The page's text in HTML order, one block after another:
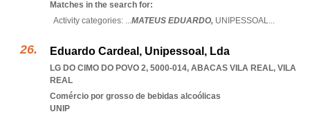
Matches in the search for:
Activity categories: ...MATEUS EDUARDO, UNIPESSOAL...
Eduardo Cardeal, Unipessoal, Lda
LG DO CIMO DO POVO 2, 5000-014, ABACAS VILA REAL, VILA
REAL
Comércio por grosso de bebidas alcoólicas
UNIP